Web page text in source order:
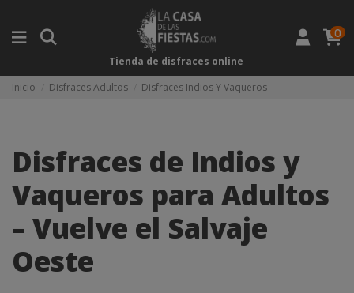
Tienda de disfraces online
0
Inicio Disfraces Adultos Disfraces Indios Y Vaqueros
Disfraces de Indios y
Vaqueros para Adultos
– Vuelve el Salvaje
Oeste